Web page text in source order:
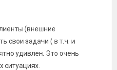
(внешние
свои задачи ( в т.ч. и
удивлен. Это очень
ситуациях.